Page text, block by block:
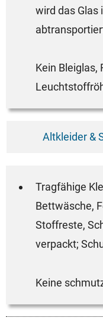
wird das
Kein Bleiglas,
Altkleider &
Tragfähige
Bettwäsche,
Stoffreste,
verpackt;
Keine